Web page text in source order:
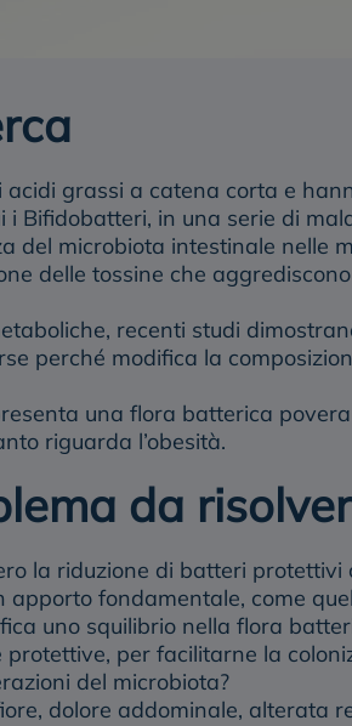
grassi a catena corta e
i Bifidobatteri, in una serie di
del microbiota intestinale
delle tossine che
recenti studi
perché modifica la
una flora batterica
riguarda l’obesità.
da
la riduzione di batteri
apporto fondamentale, come
uno squilibrio nella flora
per facilitarne la
del microbiota?
dolore addominale, alterata